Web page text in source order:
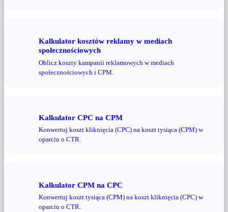
Kalkulator kosztów reklamy w mediach
społecznościowych
Oblicz koszty kampanii reklamowych w mediach
społecznościowych i CPM.
Kalkulator CPC na CPM
Konwertuj koszt kliknięcia (CPC) na koszt tysiąca (CPM) w
oparciu o CTR.
Kalkulator CPM na CPC
Konwertuj koszt tysiąca (CPM) na koszt kliknięcia (CPC) w
oparciu o CTR.